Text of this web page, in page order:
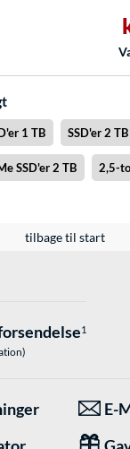
1 TB SSD'er 2 TB
SSD'er 2 TB 2,5-
tilbage til start
1
E-